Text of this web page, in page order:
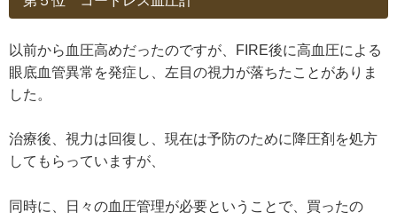
以前から血圧高めだったのですが、FIRE後に高血圧による
眼底血管異常を発症し、左目の視力が落ちたことがありま
した。
治療後、視力は回復し、現在は予防のために降圧剤を処方
してもらっていますが、
同時に、日々の血圧管理が必要ということで、買ったの